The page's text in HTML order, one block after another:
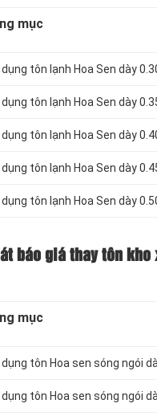
mục
tôn lạnh Hoa Sen dày
tôn lạnh Hoa Sen dày
tôn lạnh Hoa Sen dày
tôn lạnh Hoa Sen dày
tôn lạnh Hoa Sen dày
báo giá thay tôn kho
mục
tôn Hoa sen sóng ngói
tôn Hoa sen sóng ngói